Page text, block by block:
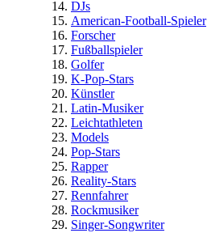
DJs
American-Football-Spieler
Forscher
Fußballspieler
Golfer
K-Pop-Stars
Künstler
Latin-Musiker
Leichtathleten
Models
Pop-Stars
Rapper
Reality-Stars
Rennfahrer
Rockmusiker
Singer-Songwriter